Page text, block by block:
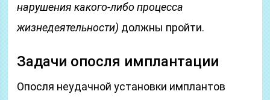
нарушения какого-либо процесса
жизнедеятельности) должны пройти.
Задачи опосля имплантации
Опосля неудачной установки имплантов